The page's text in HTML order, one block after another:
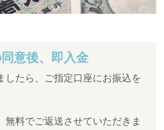
意後、即入金
したら、ご指定口座にお振込を
無料でご返送させていただきま